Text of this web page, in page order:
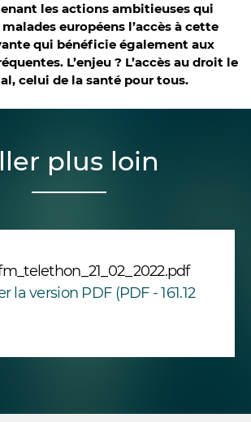
les actions ambitieuses qui
européens l’accès à cette
qui bénéficie également aux
L’enjeu ? L’accès au droit le
celui de la santé pour tous.
plus loin
la version PDF (PDF - 161.12